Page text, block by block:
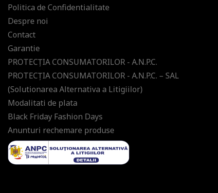
Politica de Confidentialitate
Despre noi
Contact
Garantie
PROTECŢIA CONSUMATORILOR - A.N.P.C.
PROTECŢIA CONSUMATORILOR - A.N.P.C. – SAL
(Solutionarea Alternativa a Litigiilor)
Modalitati de plata
Black Friday Fashion Days
Anunturi rechemare produse